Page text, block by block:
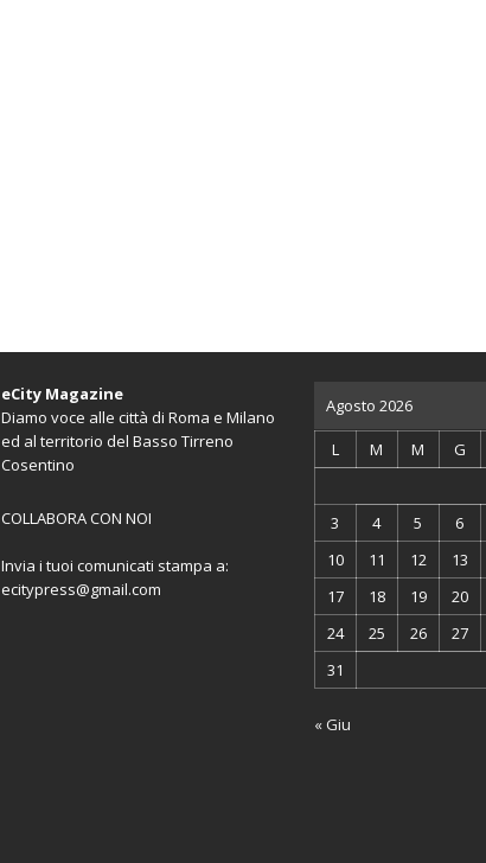
eCity Magazine
Diamo voce alle città di Roma e Milano
ed al territorio del Basso Tirreno
Cosentino
COLLABORA CON NOI
Invia i tuoi comunicati stampa a:
ecitypress@gmail.com
Agosto 2026
L M M G
3
4 5 6
10
11 12 13
17
18 19 20
24
25 26 27
31
« Giu